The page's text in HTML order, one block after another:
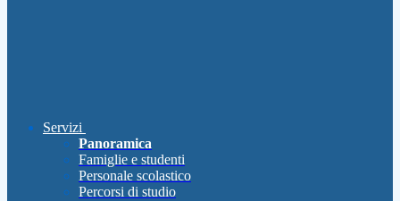
Servizi
Panoramica
Famiglie e studenti
Personale scolastico
Percorsi di studio